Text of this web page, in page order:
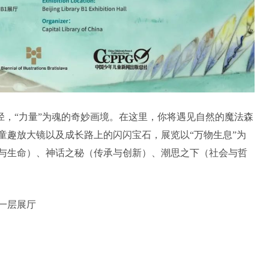
，“力量”为魂的奇妙画境。在这里，你将遇见自然的魔法森
趣放大镜以及成长路上的闪闪宝石，展览以“万物生息”为
生命）、神话之秘（传承与创新）、潮思之下（社会与哲
层展厅